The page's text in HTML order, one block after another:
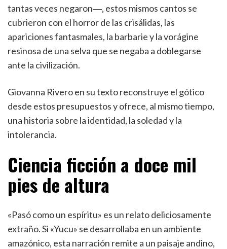
tantas veces negaron―, estos mismos cantos se
cubrieron con el horror de las crisálidas, las
apariciones fantasmales, la barbarie y la vorágine
resinosa de una selva que se negaba a doblegarse
ante la civilización.
Giovanna Rivero en su texto reconstruye el gótico
desde estos presupuestos y ofrece, al mismo tiempo,
una historia sobre la identidad, la soledad y la
intolerancia.
Ciencia ficción a doce mil
pies de altura
«Pasó como un espíritu» es un relato deliciosamente
extraño. Si «Yucu» se desarrollaba en un ambiente
amazónico, esta narración remite a un paisaje andino,